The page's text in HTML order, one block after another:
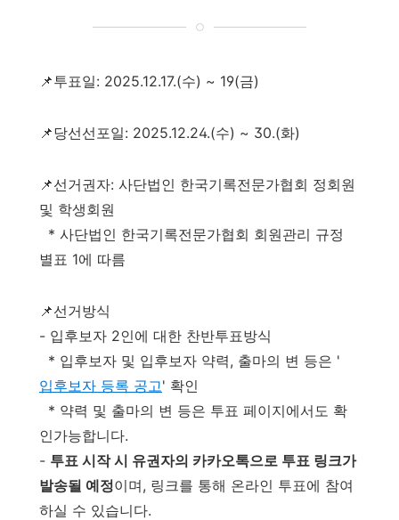
📌투표일: 2025.12.17.(수) ~ 19(금)
📌당선선포일: 2025.12.24.(수) ~ 30.(화)
📌선거권자: 사단법인 한국기록전문가협회 정회원
및 학생회원
* 사단법인 한국기록전문가협회 회원관리 규정
별표 1에 따름
📌선거방식
- 입후보자 2인에 대한 찬반투표방식
* 입후보자 및 입후보자 약력, 출마의 변 등은 '
입후보자 등록 공고' 확인
* 약력 및 출마의 변 등은 투표 페이지에서도 확
인가능합니다.
- 투표 시작 시 유권자의 카카오톡으로 투표 링크가
발송될 예정이며, 링크를 통해 온라인 투표에 참여
하실 수 있습니다.